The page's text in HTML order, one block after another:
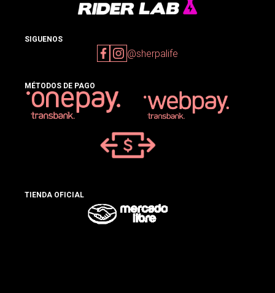
SIGUENOS
@sherpalife
MÉTODOS DE PAGO
TIENDA OFICIAL